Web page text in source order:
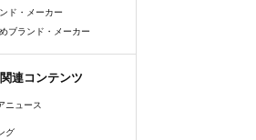
ド・メーカー
ブランド・メーカー
連コンテンツ
ニュース
グ